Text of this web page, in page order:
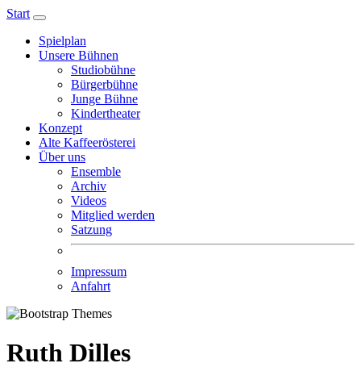
Start
Spielplan
Unsere Bühnen
Studiobühne
Bürgerbühne
Junge Bühne
Kindertheater
Konzept
Alte Kaffeerösterei
Über uns
Ensemble
Archiv
Videos
Mitglied werden
Satzung
Impressum
Anfahrt
Ruth Dilles